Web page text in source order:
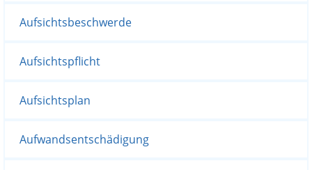
Aufsichtsbeschwerde
Aufsichtspflicht
Aufsichtsplan
Aufwandsentschädigung